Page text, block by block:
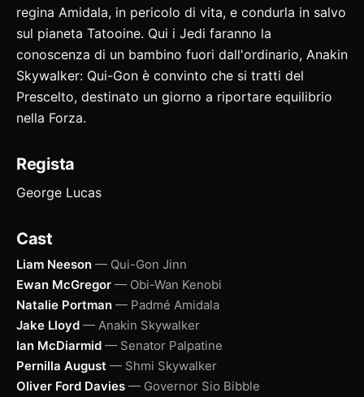
regina Amidala, in pericolo di vita, e condurla in salvo
sul pianeta Tatooine. Qui i Jedi faranno la
conoscenza di un bambino fuori dall'ordinario, Anakin
Skywalker: Qui-Gon è convinto che si tratti del
Prescelto, destinato un giorno a riportare equilibrio
nella Forza.
Regista
George Lucas
Cast
Liam Neeson — Qui-Gon Jinn
Ewan McGregor — Obi-Wan Kenobi
Natalie Portman — Padmé Amidala
Jake Lloyd — Anakin Skywalker
Ian McDiarmid — Senator Palpatine
Pernilla August — Shmi Skywalker
Oliver Ford Davies — Governor Sio Bibble